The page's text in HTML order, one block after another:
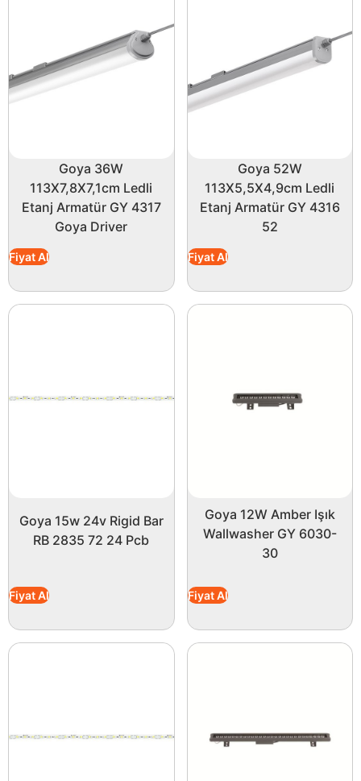
Goya 36W
113X7,8X7,1cm Ledli
Etanj Armatür GY 4317
Goya Driver
Fiyat Al
Goya 52W
113X5,5X4,9cm Ledli
Etanj Armatür GY 4316
52
Fiyat Al
Goya 15w 24v Rigid Bar
RB 2835 72 24 Pcb
Fiyat Al
Goya 12W Amber Işık
Wallwasher GY 6030-
30
Fiyat Al